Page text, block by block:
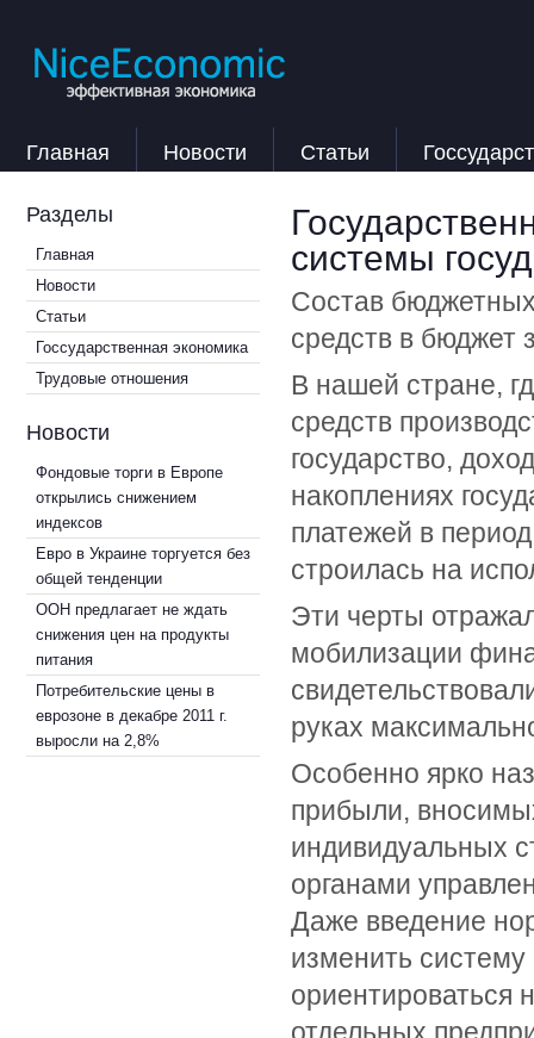
Главная Новости Статьи
Разделы
Главная
Новости
Статьи
Госсударственная экономика
Трудовые отношения
Новости
Фондовые торги в Европе
открылись снижением
индексов
Евро в Украине торгуется без
общей тенденции
ООН предлагает не ждать
снижения цен на продукты
питания
Потребительские цены в
еврозоне в декабре 2011 г.
выросли на 2,8%
системы
Состав
средств в бюджет
В нашей стране,
средств
государство,
накоплениях
платежей в
строилась на
Эти черты
мобилизации
руках
Особенно ярко
прибыли,
индивидуальных
органами
Даже введение
изменить
ориентироваться